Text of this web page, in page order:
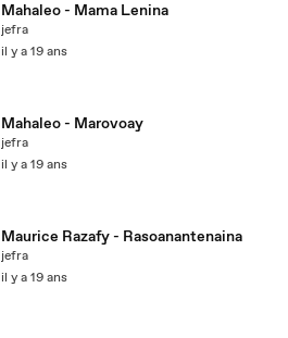
Mahaleo - Mama Lenina
jefra
il y a 19 ans
Mahaleo - Marovoay
jefra
il y a 19 ans
Maurice Razafy - Rasoanantenaina
jefra
il y a 19 ans